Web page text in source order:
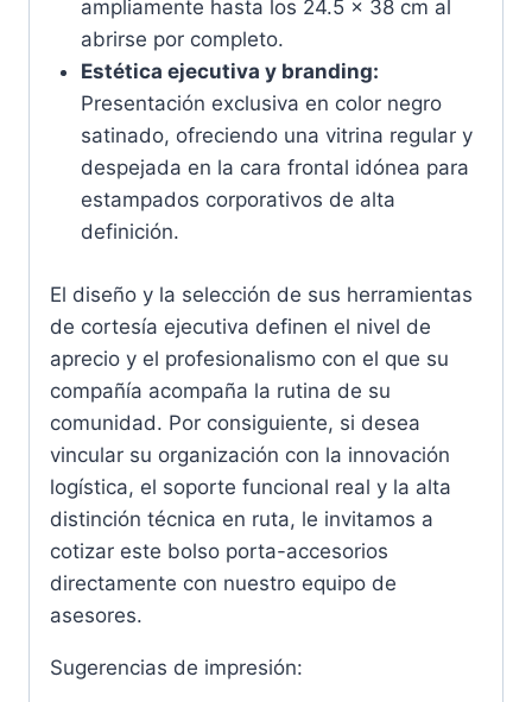
ampliamente hasta los 24.5 x 38 cm al
abrirse por completo.
Estética ejecutiva y branding:
Presentación exclusiva en color negro
satinado, ofreciendo una vitrina regular y
despejada en la cara frontal idónea para
estampados corporativos de alta
definición.
El diseño y la selección de sus herramientas
de cortesía ejecutiva definen el nivel de
aprecio y el profesionalismo con el que su
compañía acompaña la rutina de su
comunidad. Por consiguiente, si desea
vincular su organización con la innovación
logística, el soporte funcional real y la alta
distinción técnica en ruta, le invitamos a
cotizar este bolso porta-accesorios
directamente con nuestro equipo de
asesores.
Sugerencias de impresión: